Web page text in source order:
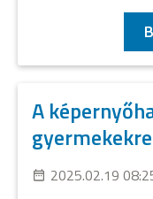
A
2025.02.19